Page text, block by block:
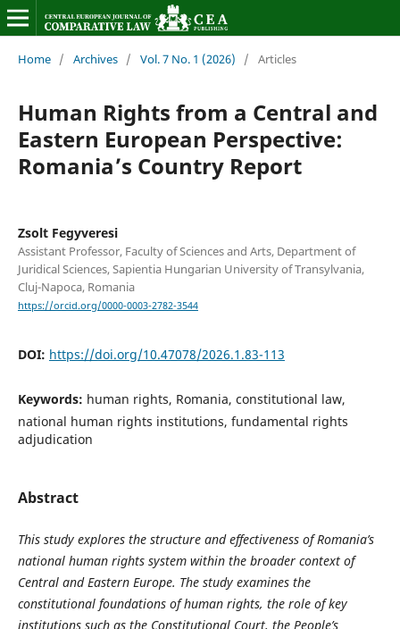
Home / Archives / Vol. 7 No. 1 (2026) / Articles
Human Rights from a Central and
Eastern European Perspective:
Romania’s Country Report
Zsolt Fegyveresi
Assistant Professor, Faculty of Sciences and Arts, Department of
Juridical Sciences, Sapientia Hungarian University of Transylvania,
Cluj-Napoca, Romania
https://orcid.org/0000-0003-2782-3544
DOI: https://doi.org/10.47078/2026.1.83-113
Keywords: human rights, Romania, constitutional law,
national human rights institutions, fundamental rights
adjudication
Abstract
This study explores the structure and effectiveness of Romania’s
national human rights system within the broader context of
Central and Eastern Europe. The study examines the
constitutional foundations of human rights, the role of key
institutions such as the Constitutional Court, the People’s